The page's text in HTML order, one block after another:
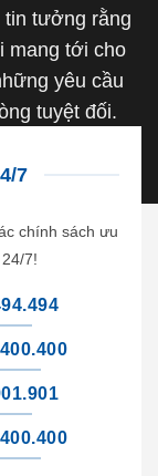
tin tưởng rằng
mang tới cho
yêu cầu
tuyệt đối.
7
chính sách ưu
7!